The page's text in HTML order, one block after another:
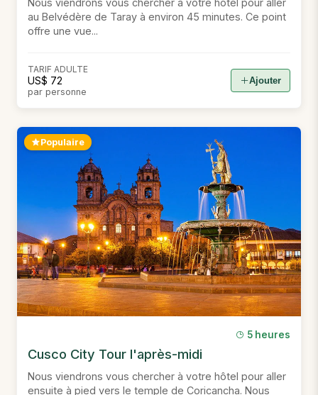
Nous viendrons vous chercher à votre hôtel pour aller
au Belvédère de Taray à environ 45 minutes. Ce point
offre une vue...
TARIF ADULTE
US$ 72
par personne
Ajouter
Populaire
5 heures
Cusco City Tour l'après-midi
Nous viendrons vous chercher à votre hôtel pour aller
ensuite à pied vers le temple de Coricancha. Nous